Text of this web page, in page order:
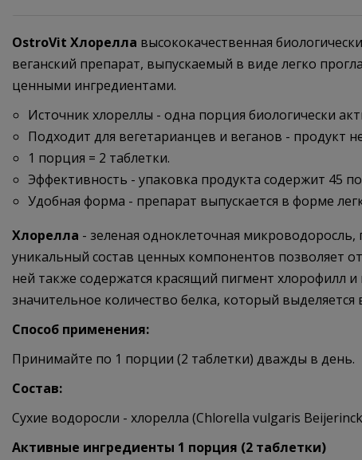
OstroVit Хлорелла высококачественная
веганский препарат, выпускаемый в виде легко
ценными ингредиентами.
Источник хлореллы - одна порция биологически
Подходит для вегетарианцев и веганов - продукт
1 порция = 2 таблетки.
Эффективность - упаковка продукта содержит 45
Удобная форма - препарат выпускается в форме
Хлорелла - зеленая одноклеточная
уникальный состав ценных компонентов позволяет
ней также содержатся красящий пигмент хлорофилл
значительное количество белка, который
Способ применения:
Принимайте по 1 порции (2 таблетки) дважды в день.
Состав:
Сухие водоросли - хлорелла (Chlorella vulgaris
Активные ингредиенты 1 порция (2 таблетки)